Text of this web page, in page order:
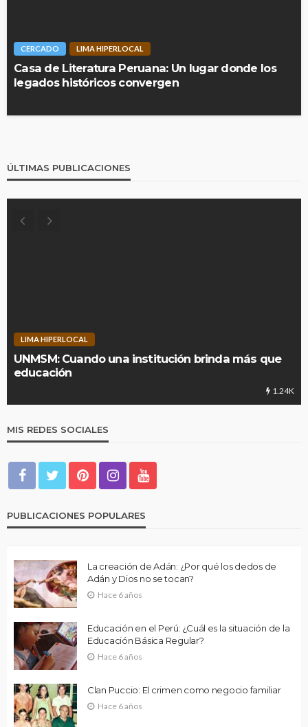
CERCADO LIMA HIPERLOCAL
Casa de Literatura Peruana: Un lugar donde los
legados históricos convergen
ÚLTIMAS PUBLICACIONES
LIMA HIPERLOCAL
UNMSM: Cuando una institución brinda más que
educación
1.24K
MIS REDES SOCIALES
PUBLICACIONES POPULARES
La creación de Adán: ¿Por qué los dedos de
Adán y Dios no se tocan?
Hace 6 años
Educación en el Perú: ¿Cuál es la situación de la
Educación Básica Regular?
Hace 6 años
Clan Puccio: El crimen como negocio familiar
Hace 6 años